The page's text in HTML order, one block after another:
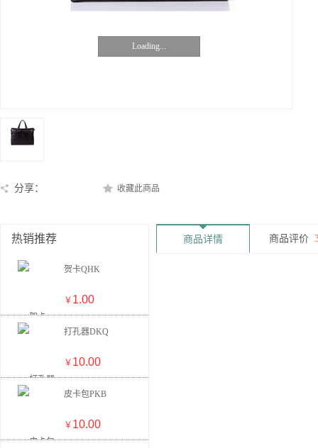
Loading...
分享： 收藏此商品
热销推荐
贺卡QHK
￥ 1.00
打孔器DKQ
￥ 10.00
皮卡包PKB
￥ 10.00
商品详情 商品评价